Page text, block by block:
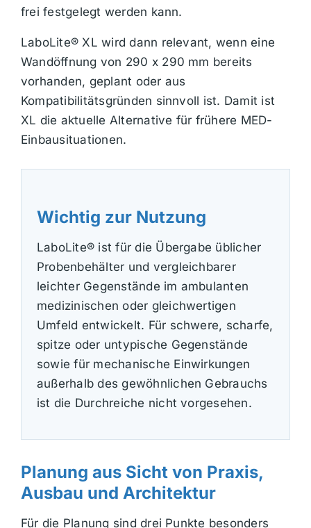
frei festgelegt werden kann.
LaboLite® XL wird dann relevant, wenn eine
Wandöffnung von 290 x 290 mm bereits
vorhanden, geplant oder aus
Kompatibilitätsgründen sinnvoll ist. Damit ist
XL die aktuelle Alternative für frühere MED-
Einbausituationen.
Wichtig zur Nutzung
LaboLite® ist für die Übergabe üblicher
Probenbehälter und vergleichbarer
leichter Gegenstände im ambulanten
medizinischen oder gleichwertigen
Umfeld entwickelt. Für schwere, scharfe,
spitze oder untypische Gegenstände
sowie für mechanische Einwirkungen
außerhalb des gewöhnlichen Gebrauchs
ist die Durchreiche nicht vorgesehen.
Planung aus Sicht von Praxis,
Ausbau und Architektur
Für die Planung sind drei Punkte besonders